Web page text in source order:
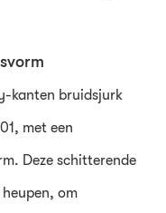
kanten bruidsjurk
met een
Deze schitterende
om